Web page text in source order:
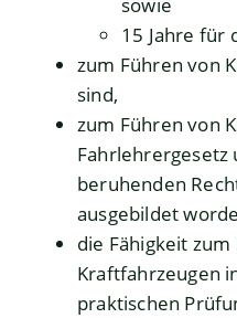
sowie
15 Jahre für
zum Führen von
sind,
zum Führen von
Fahrlehrergesetz
beruhenden
ausgebildet
die Fähigkeit zum
Kraftfahrzeugen
praktischen